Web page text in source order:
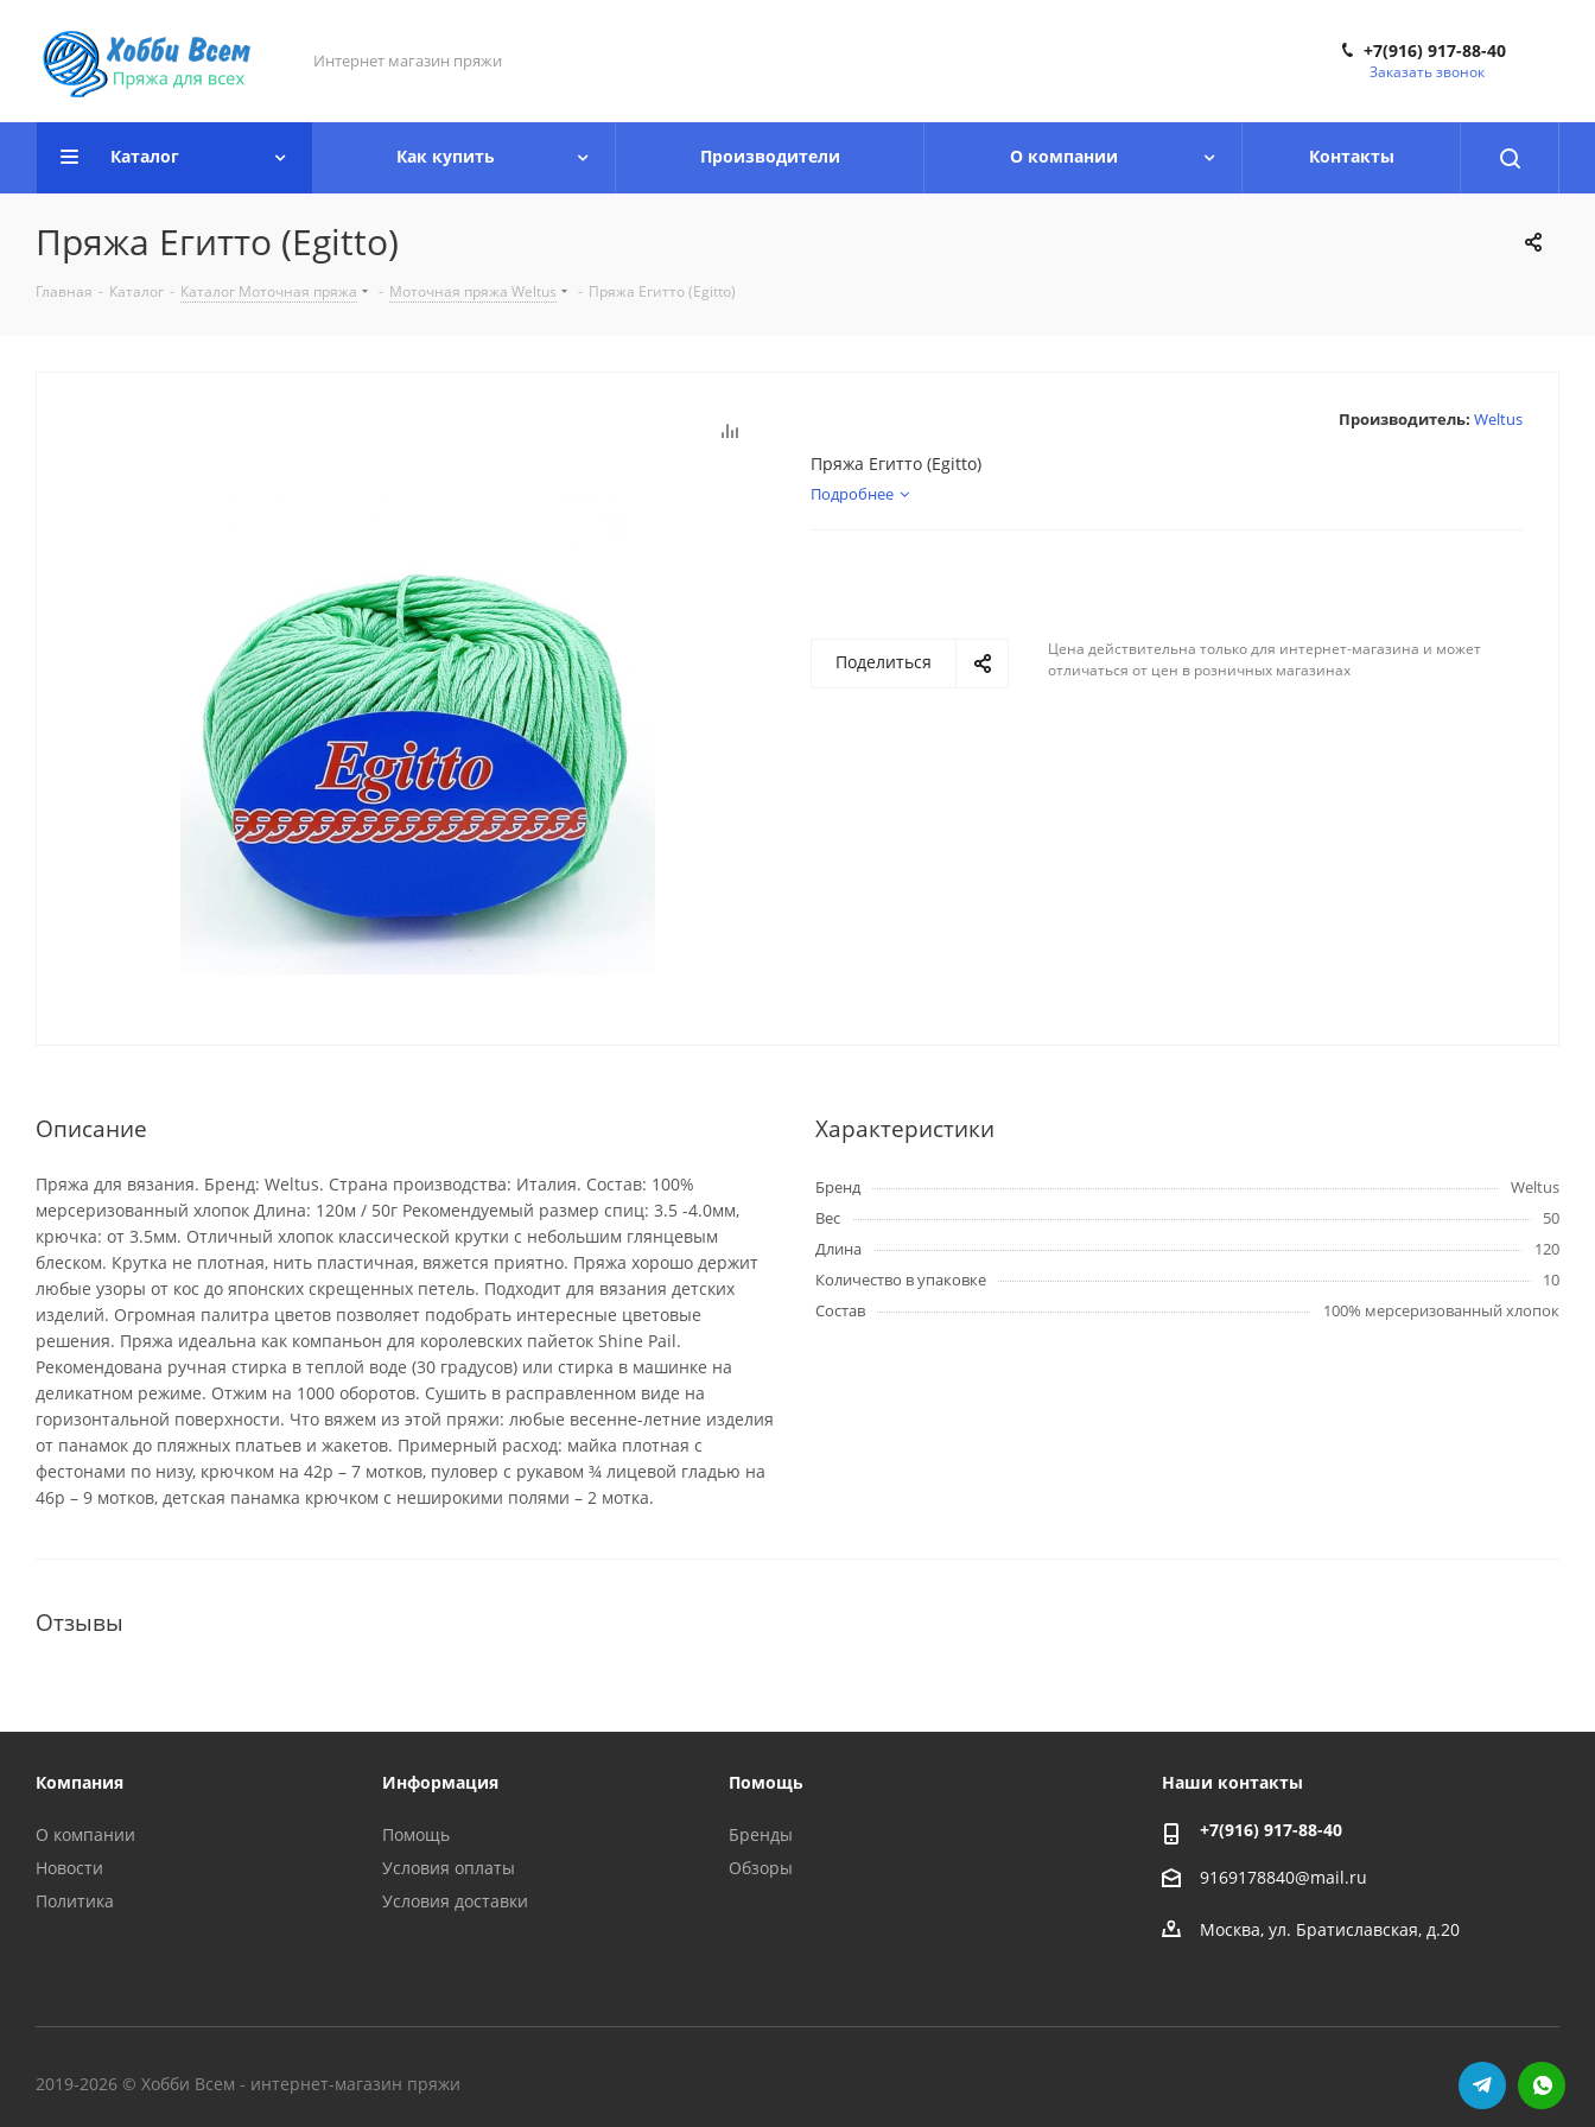
Интернет магазин пряжи +7(916) 917-88-40
Заказать звонок
Каталог Как купить Производители О компании Контакты
Пряжа Егитто (Egitto)
Главная - Каталог - Каталог Моточная пряжа - Моточная пряжа Weltus - Пряжа Егитто (Egitto)
Производитель: Weltus
Пряжа Егитто (Egitto)
Подробнее
Поделиться
Цена действительна только для интернет-магазина и может
отличаться от цен в розничных магазинах
Описание
Пряжа для вязания. Бренд: Weltus. Страна производства: Италия. Состав: 100%
мерсеризованный хлопок Длина: 120м / 50г Рекомендуемый размер спиц: 3.5 -4.0мм,
крючка: от 3.5мм. Отличный хлопок классической крутки с небольшим глянцевым
блеском. Крутка не плотная, нить пластичная, вяжется приятно. Пряжа хорошо держит
любые узоры от кос до японских скрещенных петель. Подходит для вязания детских
изделий. Огромная палитра цветов позволяет подобрать интересные цветовые
решения. Пряжа идеальна как компаньон для королевских пайеток Shine Pail.
Рекомендована ручная стирка в теплой воде (30 градусов) или стирка в машинке на
деликатном режиме. Отжим на 1000 оборотов. Сушить в расправленном виде на
горизонтальной поверхности. Что вяжем из этой пряжи: любые весенне-летние изделия
от панамок до пляжных платьев и жакетов. Примерный расход: майка плотная с
фестонами по низу, крючком на 42р – 7 мотков, пуловер с рукавом ¾ лицевой гладью на
46р – 9 мотков, детская панамка крючком с неширокими полями – 2 мотка.
Характеристики
Бренд
Weltus
Вес
50
Длина
120
Количество в упаковке
10
Состав
100% мерсеризованный хлопок
Отзывы
Компания
О компании
Новости
Политика
Информация
Помощь
Условия оплаты
Условия доставки
Помощь
Бренды
Обзоры
Наши контакты
+7(916) 917-88-40
9169178840@mail.ru
Москва, ул. Братиславская, д.20
2019-2026 © Хобби Всем - интернет-магазин пряжи